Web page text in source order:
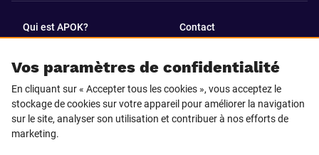
Vos paramètres de confidentialité
En cliquant sur « Accepter tous les cookies », vous acceptez le
stockage de cookies sur votre appareil pour améliorer la navigation
sur le site, analyser son utilisation et contribuer à nos efforts de
marketing.
Qui est APOK? Contact
SUIVEZ-NOUS SUR
Facebook LinkedIn